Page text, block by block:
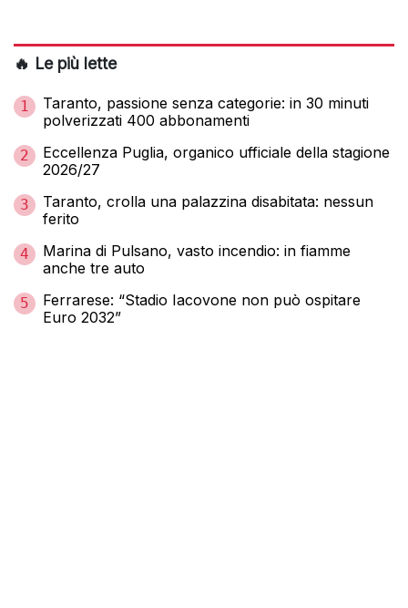
🔥 Le più lette
1
Taranto, passione senza categorie: in 30 minuti
polverizzati 400 abbonamenti
2
Eccellenza Puglia, organico ufficiale della stagione
2026/27
3
Taranto, crolla una palazzina disabitata: nessun
ferito
4
Marina di Pulsano, vasto incendio: in fiamme
anche tre auto
5
Ferrarese: “Stadio Iacovone non può ospitare
Euro 2032”